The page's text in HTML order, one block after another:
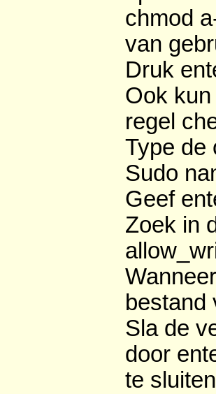
chmod
van
Druk
Ook
regel
Type de
Sudo
Geef
Zoek in
bestand
Sla de
door
te